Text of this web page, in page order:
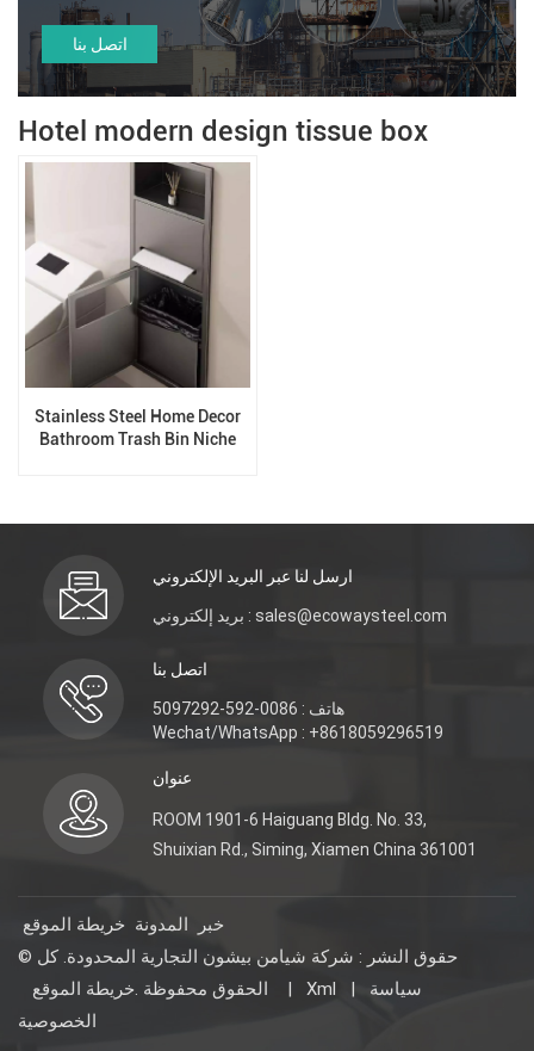
اتصل بنا
Hotel modern design tissue box
Stainless Steel Home Decor
Bathroom Trash Bin Niche
ارسل لنا عبر البريد الإلكتروني
بريد إلكتروني : sales@ecowaysteel.com
اتصل بنا
هاتف : 0086-592-5097292
Wechat/WhatsApp : +8618059296519
عنوان
ROOM 1901-6 Haiguang Bldg. No. 33,
Shuixian Rd., Siming, Xiamen China 361001
خريطة الموقع المدونة
خبر
© حقوق النشر : شركة شيامن بيشون التجارية المحدودة. كل
الحقوق محفوظة .
| Xml |
سياسة
الخصوصية